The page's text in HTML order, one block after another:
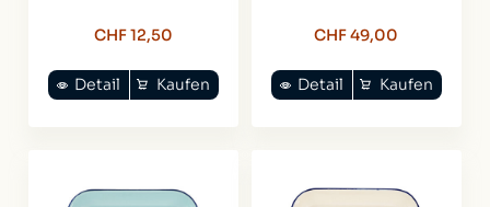
CHF 12,50
Kaufen
Detail
CHF 49,00
Kaufen
Detail